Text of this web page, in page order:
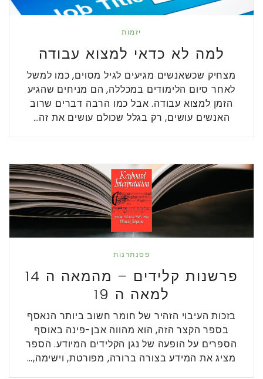
יזמות
למה לא כדאי למצוא עבודה
מצחיק שכשאנשים מגיעים לגיל מסוים, כמו למשל
לאחר סיום הלימודים במכללה, הם מניחים שהגיע
הזמן למצוא עבודה. אבל כמו הרבה דברים שרוב
האנשים עושים, רק בגלל שכולם עושים את זה…
פסנתרנות
פרשנות קלידים – מהמאה ה 14
למאה ה 19
בזכות העיבוי הזהיר של חומר חשוב ביותר הנאסף
בספר הקצר הזה, הוא מהווה אבן-פינה באוסף
הספרים על הופעה של נגן הקלידים המיודע. הספר
מציג את המידע בצורה ברורה, מפורטת, וישימה,…